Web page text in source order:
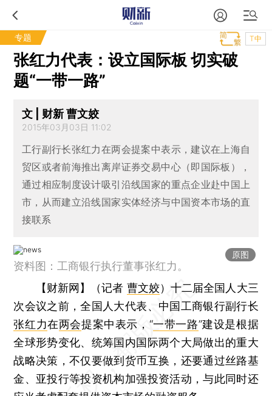
专题 T中
张红力代表：设立国际板 切实破
题“一带一路”
文 | 财新 曹文姣
2015年03月03日 11:02
工行副行长张红力在两会提案中表示，建议在上海自
贸区或者前海推出离岸证券交易中心（即国际板），
通过相应制度设计吸引沿线国家的重点企业赴中国上
市，从而建立沿线国家实体经济与中国资本市场的直
接联系
原图
资料图：工商银行执行董事张红力。
【财新网】（记者 曹文姣） 十二届全国人大三
次会议之前，全国人大代表、中国工商银行副行长
张红力在两会提案中表示，“一带一路”建设是根据
全球形势变化、统筹国内国际两个大局做出的重大
战略决策，不仅要做到货币互换，还要通过丝路基
金、亚投行等投资机构加强投资活动，与此同时还